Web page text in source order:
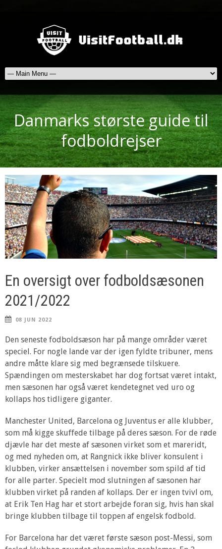
Danmarks største guide til
fodboldrejser
En oversigt over fodboldsæsonen
2021/2022
08 JUN 2022
Den seneste fodboldsæson har på mange områder været
speciel. For nogle lande var der igen fyldte tribuner, mens
andre måtte klare sig med begrænsede tilskuere.
Spændingen om mesterskabet har dog fortsat været intakt,
men sæsonen har også været kendetegnet ved uro og
kollaps hos tidligere giganter.
Manchester United, Barcelona og Juventus er alle klubber,
som må kigge skuffede tilbage på deres sæson. For de røde
djævle har det meste af sæsonen virket som et mareridt,
og med nyheden om, at Rangnick ikke bliver konsulent i
klubben, virker ansættelsen i november som spild af tid
for alle parter. Specielt mod slutningen af sæsonen har
klubben virket på randen af kollaps. Der er ingen tvivl om,
at Erik Ten Hag har et stort arbejde foran sig, hvis han skal
bringe klubben tilbage til toppen af engelsk fodbold.
For Barcelona har det været første sæson post-Messi, som